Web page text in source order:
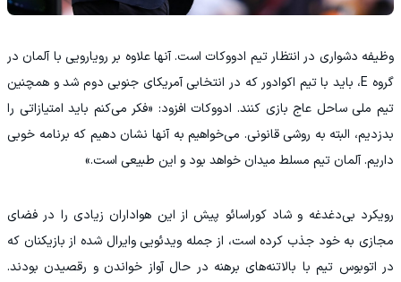
وظیفه دشواری در انتظار تیم ادووکات است. آنها علاوه بر رویارویی با آلمان در
گروه E، باید با تیم اکوادور که در انتخابی آمریکای جنوبی دوم شد و همچنین
تیم ملی ساحل عاج بازی کنند. ادووکات افزود: «فکر می‌کنم باید امتیازاتی را
بدزدیم، البته به روشی قانونی. می‌خواهیم به آنها نشان دهیم که برنامه خوبی
داریم. آلمان تیم مسلط میدان خواهد بود و این طبیعی است.»
رویکرد بی‌دغدغه و شاد کوراسائو پیش از این هواداران زیادی را در فضای
مجازی به خود جذب کرده است، از جمله ویدئویی وایرال شده از بازیکنان که
در اتوبوس تیم با بالاتنه‌های برهنه در حال آواز خواندن و رقصیدن بودند.